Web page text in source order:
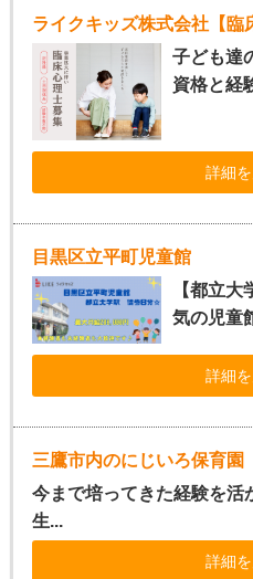
ライクキッズ株式会社【臨
子ども達
資格と経
詳細
目黒区立平町児童館
【都立
気の児童
詳細
三鷹市内のにじいろ保育園
今まで培ってきた経験を活
生...
詳細